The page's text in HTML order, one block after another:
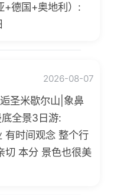
+德国+奥地利）:
2026-08-07
圣米歇尔山|象鼻
全景3日游:
有时间观念 整个行
切 本分 景色也很美